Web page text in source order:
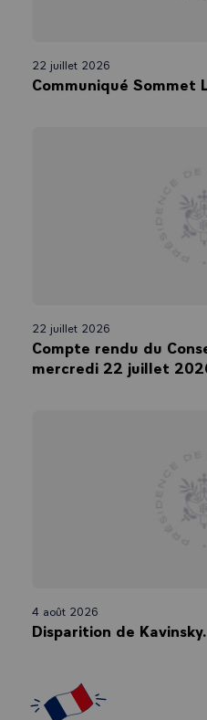
22 juillet 2026
Communiqué Sommet
22 juillet 2026
Compte rendu du
mercredi 22 juillet
4 août 2026
Disparition de Kavinsky.